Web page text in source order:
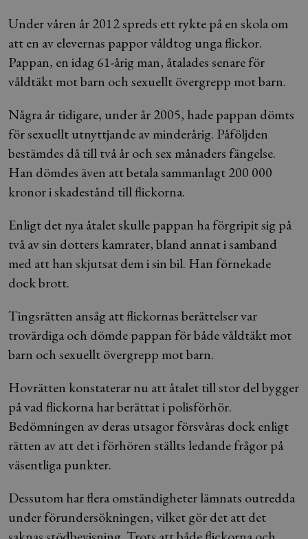
Under våren år 2012 spreds ett rykte på en skola om
att en av elevernas pappor våldtog unga flickor.
Pappan, en idag 61-årig man, åtalades senare för
våldtäkt mot barn och sexuellt övergrepp mot barn.
Några år tidigare, under år 2005, hade pappan dömts
för sexuellt utnyttjande av minderårig. Påföljden
bestämdes då till två år och sex månaders fängelse.
Han dömdes även att betala sammanlagt 200 000
kronor i skadestånd till flickorna.
Enligt det nya åtalet skulle pappan ha förgripit sig på
två av sin dotters kamrater, bland annat i samband
med att han skjutsat dem i sin bil. Han förnekade
dock brott.
Tingsrätten ansåg att flickornas berättelser var
trovärdiga och dömde pappan för både våldtäkt mot
barn och sexuellt övergrepp mot barn.
Hovrätten konstaterar nu att åtalet till stor del bygger
på vad flickorna har berättat i polisförhör.
Bedömningen av deras utsagor försvåras dock enligt
rätten av att det i förhören ställts ledande frågor på
väsentliga punkter.
Dessutom har flera omständigheter lämnats outredda
under förundersökningen, vilket gör det att det